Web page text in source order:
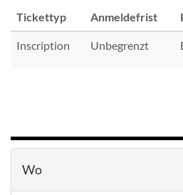
Tickettyp Anmeldefrist
Inscription Unbegrenzt
Wo